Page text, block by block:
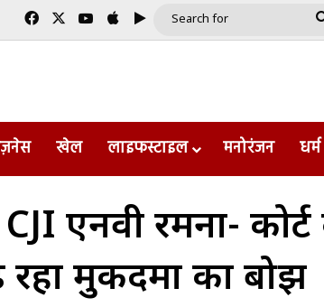
FacebookYouTube
AppleGoogle Play
खेल लाइफस्टाइल मनोरंजन धर्म
एनवी रमना-
मुकदमों का बोझ